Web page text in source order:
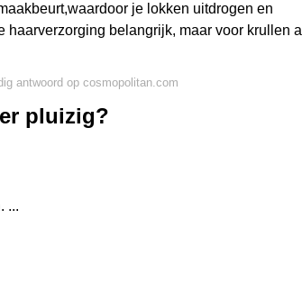
je lokken uitdrogen en
belangrijk, maar voor krullen al
antwoord op cosmopolitan.com
pluizig?
...